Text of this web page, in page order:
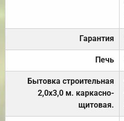
Гарантия
Печь
Бытовка строительная
2,0х3,0 м. каркасно-
щитовая.